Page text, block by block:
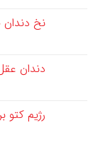
نخ
دندان
رژیم کتو